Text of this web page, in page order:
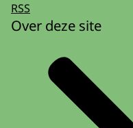
RSS
Over deze site